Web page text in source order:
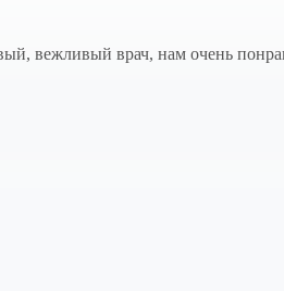
вежливый врач, нам очень